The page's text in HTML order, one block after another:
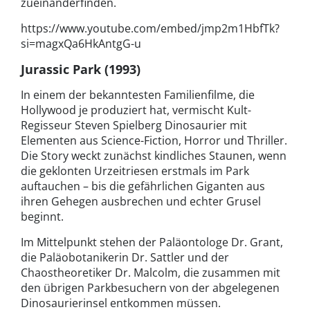
https://www.youtube.com/embed/jmp2m1HbfTk?
si=magxQa6HkAntgG-u
Jurassic Park (1993)
In einem der bekanntesten Familienfilme, die
Hollywood je produziert hat, vermischt Kult-
Regisseur Steven Spielberg Dinosaurier mit
Elementen aus Science-Fiction, Horror und Thriller.
Die Story weckt zunächst kindliches Staunen, wenn
die geklonten Urzeitriesen erstmals im Park
auftauchen – bis die gefährlichen Giganten aus
ihren Gehegen ausbrechen und echter Grusel
beginnt.
Im Mittelpunkt stehen der Paläontologe Dr. Grant,
die Paläobotanikerin Dr. Sattler und der
Chaostheoretiker Dr. Malcolm, die zusammen mit
den übrigen Parkbesuchern von der abgelegenen
Dinosaurierinsel entkommen müssen.